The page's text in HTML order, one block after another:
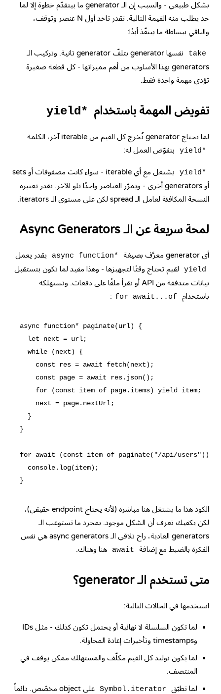
بشكل طبيعي - والسبب إن الـ generator ما بيتقدّم خطوة إلا لما
حد يطلب منه القيمة التالية. تقدر تاخد أول N عنصر وتوقف،
والباقي ببساطة ما بينفّذ أبدًا:
take
نفسها generator بتلفّ generator تانية. وتركيب الـ
generators بهذا الأسلوب من أهم مميزاتها - كل قطعة صغيرة
تؤدي مهمة واحدة فقط.
تفويض المهمة باستخدام yield*
لما تحتاج generator تُخرج كل القيم من iterable آخر، الكلمة
yield* بتفوّض العمل له:
yield*
يشتغل مع أي iterable - سواء كانت مصفوفات أو sets
أو generators أخرى - ويمرّر العناصر واحدًا تلو الآخر. تقدر تعتبره
النسخة المكافئة لعامل الـ spread لكن على مستوى الـ iterators.
لمحة سريعة عن الـ Async Generators
أي generator معرَّف بصيغة async function* يقدر يعمل
yield
لقيم تحتاج وقتًا لتجهيزها - وهذا مفيد لما تكون بتستقبل
بيانات متدفقة من API أو تقرأ ملفًا على دفعات. وتستهلكه
باستخدام
for await...of
:
async function* paginate(url) {
  let next = url;
  while (next) {
    const res = await fetch(next);
    const page = await res.json();
    for (const item of page.items) yield item;
    next = page.nextUrl;
  }
}
for await (const item of paginate("/api/users")) {
  console.log(item);
الكود هذا ما يشتغل هنا مباشرة (لأنه يحتاج endpoint حقيقي)،
لكن يكفيك تعرف أن الشكل موجود. بمجرد ما تستوعب الـ
generators العادية، راح تلاقي الـ async generators هي نفس
الفكرة بالضبط مع إضافة
await هنا وهناك.
متى تستخدم الـ generator؟
استخدمها في الحالات التالية:
لما تكون السلسلة لا نهائية أو يحتمل تكون كذلك - مثل IDs
وtimestamps وتأخيرات إعادة المحاولة.
لما يكون توليد كل القيم مكلّف والمستهلك ممكن يوقف في
المنتصف.
لما تطبّق
Symbol.iterator
على object مخصّص. دائماً